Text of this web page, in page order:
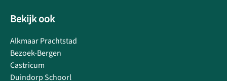
Bekijk ook
Alkmaar Prachtstad
Bezoek-Bergen
Castricum
Duindorp Schoorl